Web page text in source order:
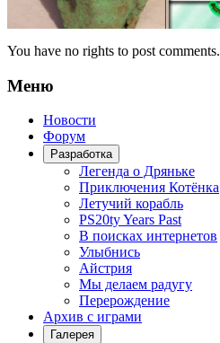
You have no rights to post comments.
Меню
Новости
Форум
Разработка
Легенда о Дряньке
Приключения Котёнка
Летучий корабль
PS20ty Years Past
В поисках интернетов
Улыбнись
Айстрия
Мы делаем радугу
Перерождение
Архив с играми
Галерея